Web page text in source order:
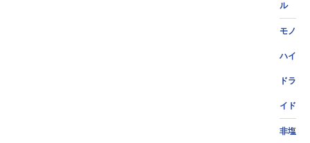
ル
モノ
ハイ
ドラ
イド
非塩